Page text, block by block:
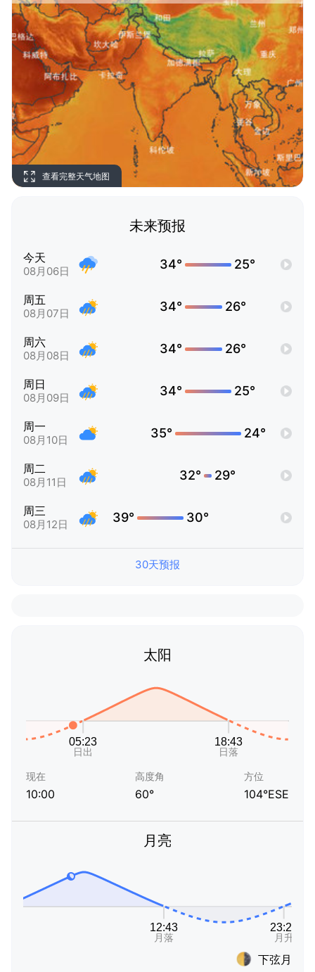
查看完整天气地图
未来预报
今天
08月06日 34° 25°
周五
08月07日 34° 26°
周六
08月08日 34° 26°
周日
08月09日 34° 25°
周一
08月10日 35° 24°
周二
08月11日 32° 29°
周三
08月12日 39° 30°
30天预报
太阳
现在
10:00
高度角
60°
方位
104°ESE
月亮
下弦月